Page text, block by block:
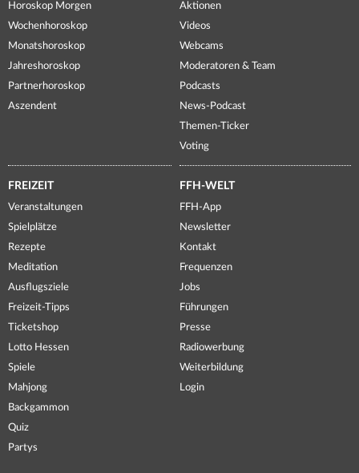
Horoskop Morgen
Wochenhoroskop
Monatshoroskop
Jahreshoroskop
Partnerhoroskop
Aszendent
Aktionen
Videos
Webcams
Moderatoren & Team
Podcasts
News-Podcast
Themen-Ticker
Voting
FREIZEIT
Veranstaltungen
Spielplätze
Rezepte
Meditation
Ausflugsziele
Freizeit-Tipps
Ticketshop
Lotto Hessen
Spiele
Mahjong
Backgammon
Quiz
Partys
FFH-WELT
FFH-App
Newsletter
Kontakt
Frequenzen
Jobs
Führungen
Presse
Radiowerbung
Weiterbildung
Login